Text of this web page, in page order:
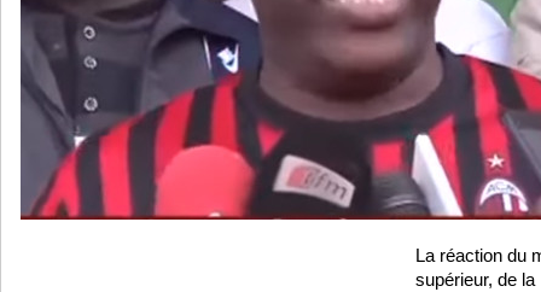
La réaction du
supérieur, de